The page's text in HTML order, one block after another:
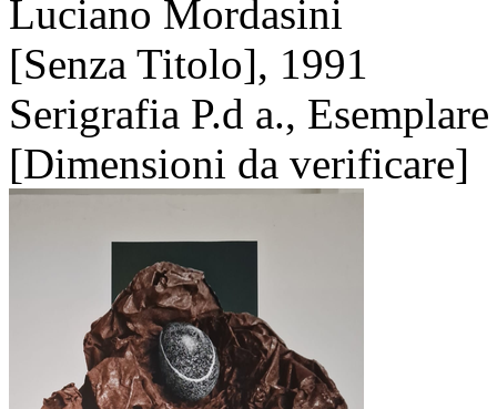
Luciano Mordasini
[Senza Titolo], 1991
Serigrafia P.d a.,
[Dimensioni da verificare]